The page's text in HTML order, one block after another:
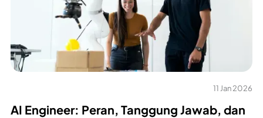
11 Jan 2026
AI Engineer: Peran, Tanggung Jawab, dan